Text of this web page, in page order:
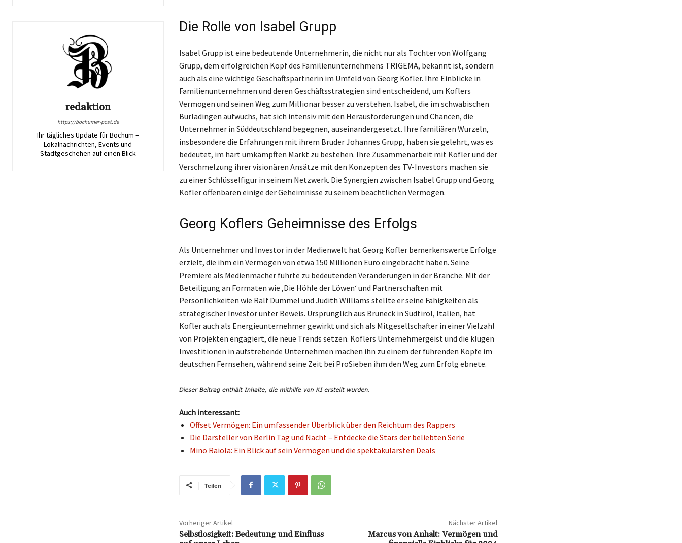
redaktion
https://bochumer-post.de
Ihr tägliches Update für Bochum –
Lokalnachrichten, Events und
Stadtgeschehen auf einen Blick
Die Rolle von Isabel Grupp
Isabel Grupp ist eine bedeutende Unternehmerin, die nicht nur als Tochter von Wolfgang
Grupp, dem erfolgreichen Kopf des Familienunternehmens TRIGEMA, bekannt ist, sondern
auch als eine wichtige Geschäftspartnerin im Umfeld von Georg Kofler. Ihre Einblicke in
Familienunternehmen und deren Geschäftsstrategien sind entscheidend, um Koflers
Vermögen und seinen Weg zum Millionär besser zu verstehen. Isabel, die im schwäbischen
Burladingen aufwuchs, hat sich intensiv mit den Herausforderungen und Chancen, die
Unternehmer in Süddeutschland begegnen, auseinandergesetzt. Ihre familiären Wurzeln,
insbesondere die Erfahrungen mit ihrem Bruder Johannes Grupp, haben sie gelehrt, was es
bedeutet, im hart umkämpften Markt zu bestehen. Ihre Zusammenarbeit mit Kofler und der
Verschmelzung ihrer visionären Ansätze mit den Konzepten des TV-Investors machen sie
zu einer Schlüsselfigur in seinem Netzwerk. Die Synergien zwischen Isabel Grupp und Georg
Kofler offenbaren einige der Geheimnisse zu seinem beachtlichen Vermögen.
Georg Koflers Geheimnisse des Erfolgs
Als Unternehmer und Investor in der Medienwelt hat Georg Kofler bemerkenswerte Erfolge
erzielt, die ihm ein Vermögen von etwa 150 Millionen Euro eingebracht haben. Seine
Premiere als Medienmacher führte zu bedeutenden Veränderungen in der Branche. Mit der
Beteiligung an Formaten wie ‚Die Höhle der Löwen‘ und Partnerschaften mit
Persönlichkeiten wie Ralf Dümmel und Judith Williams stellte er seine Fähigkeiten als
strategischer Investor unter Beweis. Ursprünglich aus Bruneck in Südtirol, Italien, hat
Kofler auch als Energieunternehmer gewirkt und sich als Mitgesellschafter in einer Vielzahl
von Projekten engagiert, die neue Trends setzen. Koflers Unternehmergeist und die klugen
Investitionen in aufstrebende Unternehmen machen ihn zu einem der führenden Köpfe im
deutschen Fernsehen, während seine Zeit bei ProSieben ihm den Weg zum Erfolg ebnete.
Auch interessant:
Offset Vermögen: Ein umfassender Überblick über den Reichtum des Rappers
Die Darsteller von Berlin Tag und Nacht – Entdecke die Stars der beliebten Serie
Mino Raiola: Ein Blick auf sein Vermögen und die spektakulärsten Deals
Teilen
Vorheriger Artikel
Selbstlosigkeit: Bedeutung und Einfluss
Nächster Artikel
Marcus von Anhalt: Vermögen und